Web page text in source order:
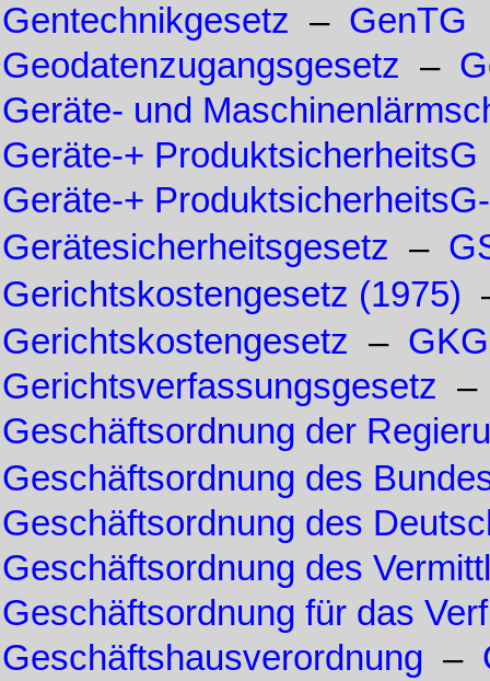
Gentechnikgesetz – GenTG
Geodatenzugangsgesetz –
Geräte- und
Geräte-+ ProduktsicherheitsG
Geräte-+
Gerätesicherheitsgesetz –
Gerichtskostengesetz (1975)
Gerichtskostengesetz – GKG
Gerichtsverfassungsgesetz
Geschäftsordnung der
Geschäftsordnung des
Geschäftsordnung des
Geschäftsordnung des
Geschäftsordnung für das
Geschäftshausverordnung –